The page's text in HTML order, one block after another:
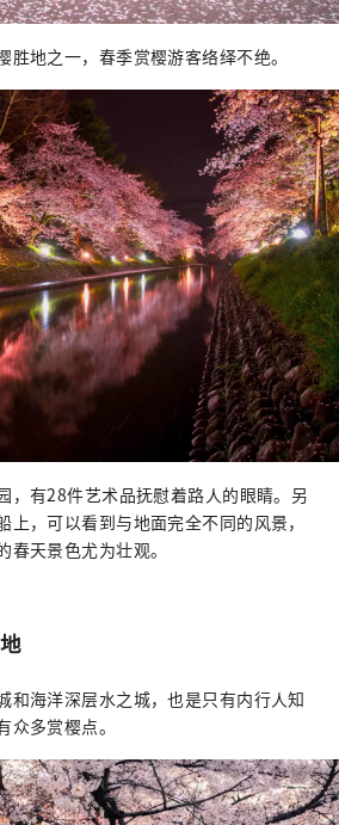
地之一，春季赏樱游客络绎不绝。
，有28件艺术品抚慰着路人的眼睛。另
，可以看到与地面完全不同的风景，
天景色尤为壮观。
和海洋深层水之城，也是只有内行人知
多赏樱点。